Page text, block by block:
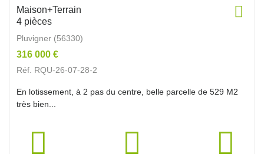
Maison+Terrain
4 pièces
Pluvigner (56330)
316 000 €
Réf. RQU-26-07-28-2
En lotissement, à 2 pas du centre, belle parcelle de 529 M2
très bien...